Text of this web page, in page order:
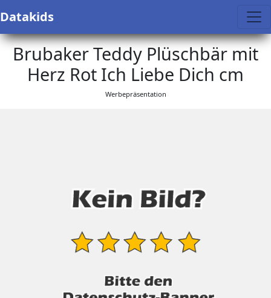
Datakids
Brubaker Teddy Plüschbär mit
Herz Rot Ich Liebe Dich cm
Werbepräsentation